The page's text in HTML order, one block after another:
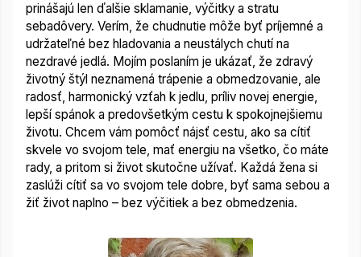
prinášajú len ďalšie sklamanie, výčitky a stratu
sebadôvery. Verím, že chudnutie môže byť príjemné a
udržateľné bez hladovania a neustálych chutí na
nezdravé jedlá. Mojím poslaním je ukázať, že zdravý
životný štýl neznamená trápenie a obmedzovanie, ale
radosť, harmonický vzťah k jedlu, príliv novej energie,
lepší spánok a predovšetkým cestu k spokojnejšiemu
životu. Chcem vám pomôcť nájsť cestu, ako sa cítiť
skvele vo svojom tele, mať energiu na všetko, čo máte
rady, a pritom si život skutočne užívať. Každá žena si
zaslúži cítiť sa vo svojom tele dobre, byť sama sebou a
žiť život naplno – bez výčitiek a bez obmedzenia.